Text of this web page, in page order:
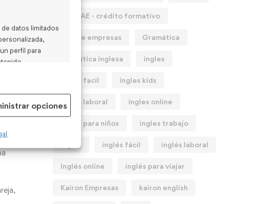
datos limitados
perfil para
Siempre activo
opciones
FUNDAE - crédito formativo
fundae empresas Gramática
gramática inglesa ingles
ingles facil ingles kids
ingles laboral ingles online
ingles para niños ingles trabajo
inglés inglés fácil inglés laboral
Inglés online inglés para viajar
Kairon Empresas kairon english